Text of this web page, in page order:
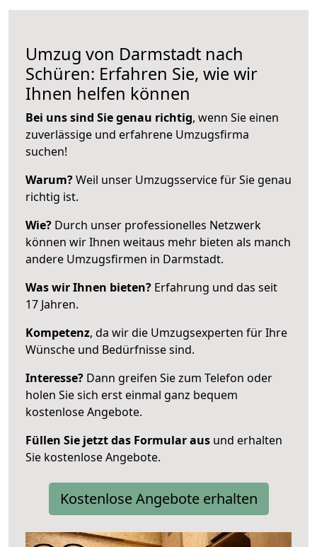
Umzug von Darmstadt nach
Schüren: Erfahren Sie, wie wir
Ihnen helfen können
Bei uns sind Sie genau richtig, wenn Sie einen
zuverlässige und erfahrene Umzugsfirma
suchen!
Warum?Weil unser Umzugsservice für Sie genau
richtig ist.
Wie? Durch unser professionelles Netzwerk
können wir Ihnen weitaus mehr bieten als manch
andere Umzugsfirmen in Darmstadt.
Was wir Ihnen bieten? Erfahrung und das seit
17 Jahren.
Kompetenz, da wir die Umzugsexperten für Ihre
Wünsche und Bedürfnisse sind.
Interesse? Dann greifen Sie zum Telefon oder
holen Sie sich erst einmal ganz bequem
kostenlose Angebote.
Füllen Sie jetzt das Formular aus und erhalten
Sie kostenlose Angebote.
Kostenlose Angebote erhalten